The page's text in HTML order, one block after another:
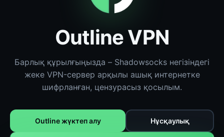
Outline VPN
Барлық құрылғыңызда – Shadowsocks негізіндегі
жеке VPN-сервер арқылы ашық интернетке
шифрланған, цензурасыз қосылым.
Outline жүктеп алу Нұсқаулық